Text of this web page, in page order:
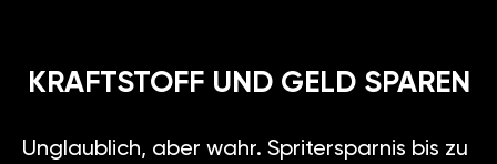
KRAFTSTOFF UND GELD SPAREN
Unglaublich, aber wahr. Spritersparnis bis zu